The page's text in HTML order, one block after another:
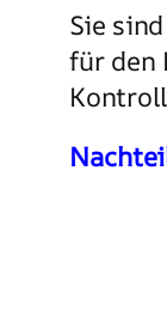
Sie
für den